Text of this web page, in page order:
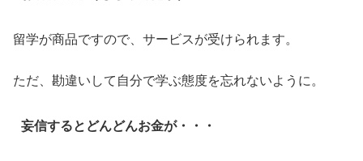
留学が商品ですので、サービスが受けられます。
ただ、勘違いして自分で学ぶ態度を忘れないように。
妄信するとどんどんお金が・・・